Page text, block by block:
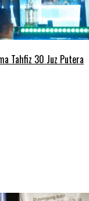
Tahfiz 30 Juz Putera